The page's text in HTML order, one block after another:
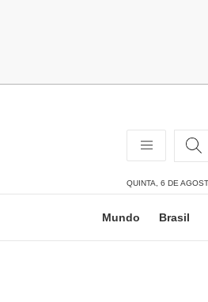
QUINTA, 6 DE
Mundo Brasil